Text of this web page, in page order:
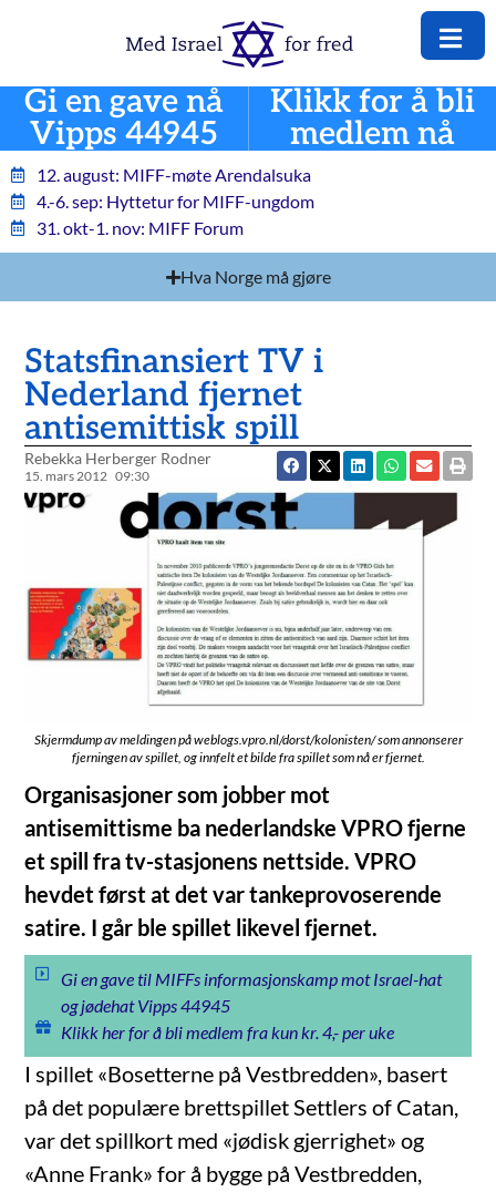
Gi en gave nå
Vipps 44945
Klikk for å bli
medlem nå
12. august: MIFF-møte Arendalsuka
4.-6. sep: Hyttetur for MIFF-ungdom
31. okt-1. nov: MIFF Forum
Hva Norge må gjøre
Statsfinansiert TV i
Nederland fjernet
antisemittisk spill
Rebekka Herberger Rodner
15. mars 2012 09:30
Skjermdump av meldingen på weblogs.vpro.nl/dorst/kolonisten/ som annonserer
fjerningen av spillet, og innfelt et bilde fra spillet som nå er fjernet.
Organisasjoner som jobber mot
antisemittisme ba nederlandske VPRO fjerne
et spill fra tv-stasjonens nettside. VPRO
hevdet først at det var tankeprovoserende
satire. I går ble spillet likevel fjernet.
Gi en gave til MIFFs informasjonskamp mot Israel-hat
og jødehat Vipps 44945
Klikk her for å bli medlem fra kun kr. 4,- per uke
I spillet «Bosetterne på Vestbredden», basert
på det populære brettspillet Settlers of Catan,
var det spillkort med «jødisk gjerrighet» og
«Anne Frank» for å bygge på Vestbredden,